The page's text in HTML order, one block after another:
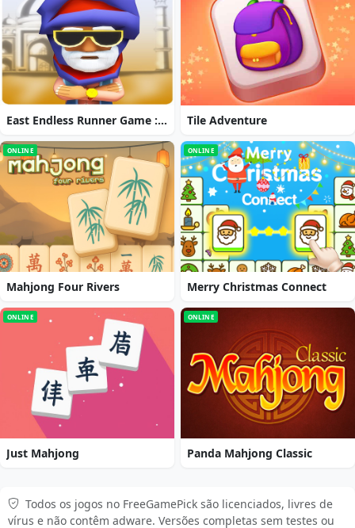
East Endless Runner Game : Prince Rash Adventure Tile Adventure
ONLINE
Mahjong Four Rivers
ONLINE
Merry Christmas Connect
ONLINE
Just Mahjong
ONLINE
Panda Mahjong Classic
Todos os jogos no FreeGamePick são licenciados, livres de
vírus e não contêm adware. Versões completas sem testes ou